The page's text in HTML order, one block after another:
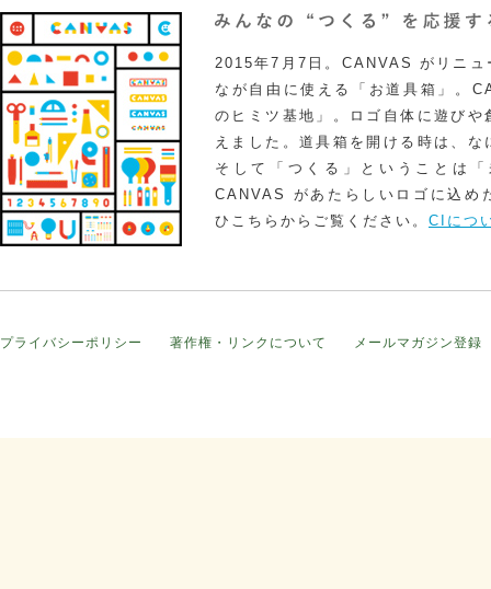
2015年7月7日。CANVAS がリニュ
なが自由に使える「お道具箱」。
のヒミツ基地」。ロゴ自体に遊び
えました。道具箱を開ける時は、
そして「つくる」ということは
CANVAS があたらしいロゴに込め
ひこちらからご覧ください。 CIにつ
プライバシーポリシー 著作権・リンクについて メールマガジン登録